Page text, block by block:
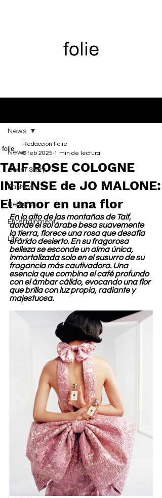
News
Cover Story
Fashion
Belleza
Entertainment
Life
News
TAIF ROSE COLOGNE
INTENSE de JO MALONE:
El amor en una flor
Redacción Folie
6 feb 2025 1 min de lectura
En lo alto de las montañas de Taif,
donde el sol árabe besa suavemente
la tierra, florece una rosa que desafía
el árido desierto. En su fragorosa
belleza se esconde un alma única,
inmortalizada solo en el susurro de su
fragancia más cautivadora. Una
esencia que combina el café profundo
con el ámbar cálido, evocando una flor
que brilla con luz propia, radiante y
majestuosa.